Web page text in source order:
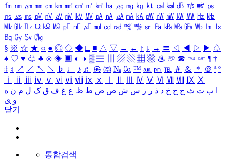
㎙ ㎚ ㎛ ㎜ ㎝ ㎞ ㎟ ㎠ ㎡ ㎢ ㏊ ㎍ ㎎ ㎏ ㏏ ㎈ ㎉ ㏈ ㎧ ㎨ ㎰
㎱ ㎲ ㎳ ㎴ ㎵ ㎶ ㎷ ㎸ ㎹ ㎀ ㎁ ㎂ ㎃ ㎄ ㎺ ㎻ ㎽ ㎾ ㎿ ㎐ ㎑
㎒ ㎓ ㎔ Ω ㏀ ㏁ ㎊ ㎋ ㎌ ㏖ ㏅ ㎭ ㎮ ㎯ ㏛ ㎩ ㎪ ㎫ ㎬ ㏝ ㏐
㏓
㏃ ㏉ ㏜ ㏆
§ ※ ☆ ★ ○ ● ◎ ◇ ◆ □ ■ △ ▽ → ← ↑ ↓ ↔ 〓 ◁ ◀ ▷ ▶ ♤
♠ ♡ ♥ ♧ ♣ ⊙ ◈ ▣ ◐ ◑ ▒ ▤ ▨ ▧ ▦ ▩ ♨ ☏ ☎ ☜ ☞ ¶ †
‡ ↕ ↗ ↙ ↖ ↘ ♭ ♩ ♪ ♬ ㉿ ㈜ № ㏇ ™ ㏂ ㏘ ℡ ＃ ＆ ＊ ＠ ª º
ⅰ
ⅱ ⅲ ⅳ ⅴ ⅵ ⅶ ⅷ ⅸ ⅹ Ⅳ Ⅴ Ⅵ Ⅶ Ⅷ Ⅸ Ⅹ
ب ت ث ج ح خ د ذ ر ز س ش ص ض ط ظ ع غ ف ق ک ل م ن ه
و ی
닫기
통합검색